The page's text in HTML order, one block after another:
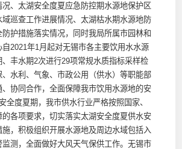
、太湖安全度夏应急防控期水源地保护区
巡查工作进展情况、太湖枯水期水源地防
护措施落实情况，同时我局所属市园林和
2021年1月起对无锡市各主要饮用水水源
丰水期2次进行29项常规水质指标采样检
水利、气象、市政公用（供水）等职能部
、协同合作，全面保障我市饮用水源地的安
全度夏期，我市供水行业严格按照国家、
各项要求，切实落实太湖安全度夏供水安
，积极组织开展水源地及周边水域包括入
测，全面做好大风天气保供工作。无锡市